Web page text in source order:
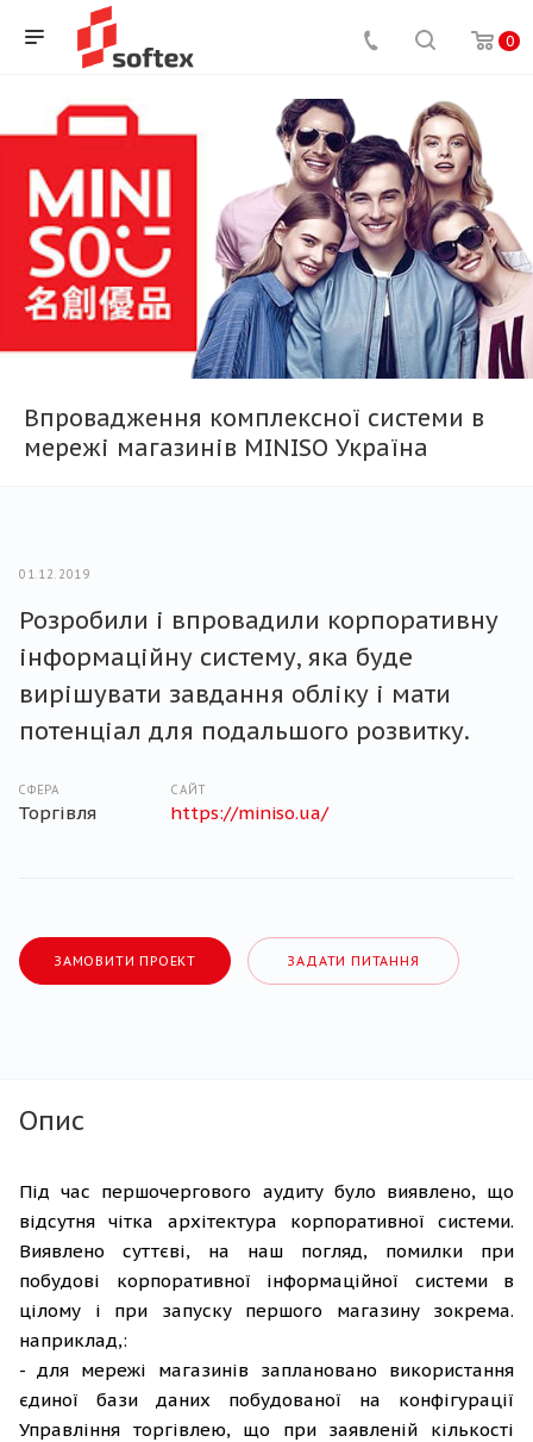
0
Впровадження комплексної системи в
мережі магазинів MINISO Україна
01.12.2019
Розробили і впровадили корпоративну
інформаційну систему, яка буде
вирішувати завдання обліку і мати
потенціал для подальшого розвитку.
СФЕРА
Торгівля
САЙТ
https://miniso.ua/
ЗАМОВИТИ ПРОЕКТ ЗАДАТИ ПИТАННЯ
Опис
Під час першочергового аудиту було виявлено, що
відсутня чітка архітектура корпоративної системи.
Виявлено суттєві, на наш погляд, помилки при
побудові корпоративної інформаційної системи в
цілому і при запуску першого магазину зокрема.
наприклад,:
- для мережі магазинів заплановано використання
єдиної бази даних побудованої на конфігурації
Управління торгівлею, що при заявленій кількості